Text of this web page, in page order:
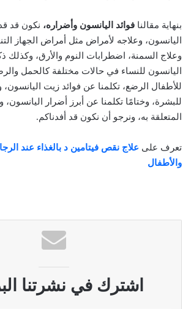
بنهاية مقالنا فوائد اليانسون وأضراره، نكون قد
اليانسون، وعلاجه لأمراض مثل أمراض الجهاز
وعلاج السمنة، اضطرابات النوم والأرق، وكذلك
اليانسون للنساء في حالات مختلفة كالحمل
للأطفال الرضع، تكلمنا عن فوائد زيت اليانسون،
للبشرة، وختامًا تكلمنا عن أبرز أضرار اليانسون،
المتعلقة به، ونرجو أن نكون قد أفدناكم.
تعرف على علاج نقص فيتامين د بالغذاء عند
والأطفال
اشترك في نشرتنا